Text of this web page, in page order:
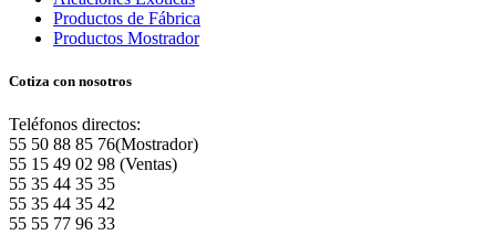
Productos de Fábrica
Productos Mostrador
Cotiza con nosotros
Teléfonos directos:
55 50 88 85 76(Mostrador)
55 15 49 02 98 (Ventas)
55 35 44 35 35
55 35 44 35 42
55 55 77 96 33